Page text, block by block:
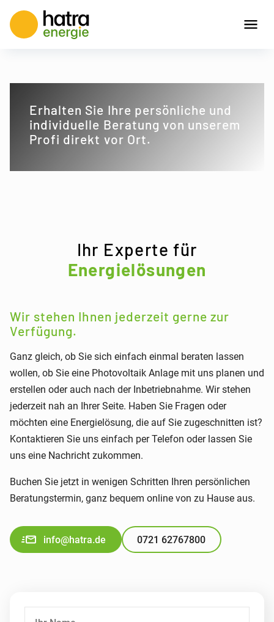
Erhalten Sie Ihre persönliche und
individuelle Beratung von unserem
Profi direkt vor Ort.
Ihr Experte für
Energielösungen
Wir stehen Ihnen jederzeit gerne zur
Verfügung.
Ganz gleich, ob Sie sich einfach einmal beraten lassen
wollen, ob Sie eine Photovoltaik Anlage mit uns planen und
erstellen oder auch nach der Inbetriebnahme. Wir stehen
jederzeit nah an Ihrer Seite. Haben Sie Fragen oder
möchten eine Energielösung, die auf Sie zugeschnitten ist?
Kontaktieren Sie uns einfach per Telefon oder lassen Sie
uns eine Nachricht zukommen.
Buchen Sie jetzt in wenigen Schritten Ihren persönlichen
Beratungstermin, ganz bequem online von zu Hause aus.
info@hatra.de 0721 62767800